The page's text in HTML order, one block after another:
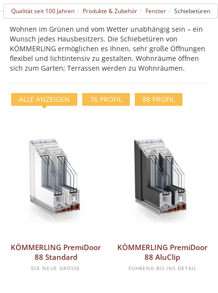
Qualität seit 100 Jahren Produkte & Zubehör Fenster Schiebetüren
Wohnen im Grünen und vom Wetter unabhängig sein – ein
Wunsch jedes Hausbesitzers. Die Schiebetüren von
KÖMMERLING ermöglichen es Ihnen, sehr große Öffnungen
flexibel und lichtintensiv zu gestalten. Wohnräume öffnen
sich zum Garten; Terrassen werden zu Wohnräumen.
ALLE ANZEIGEN 76 PROFIL 88 PROFIL
MEHR ERFAHREN
KÖMMERLING PremiDoor
88 Standard
DIE NEUE GRÖSSE
MEHR ERFAHREN
KÖMMERLING PremiDoor
88 AluClip
FÜHREND BIS INS DETAIL